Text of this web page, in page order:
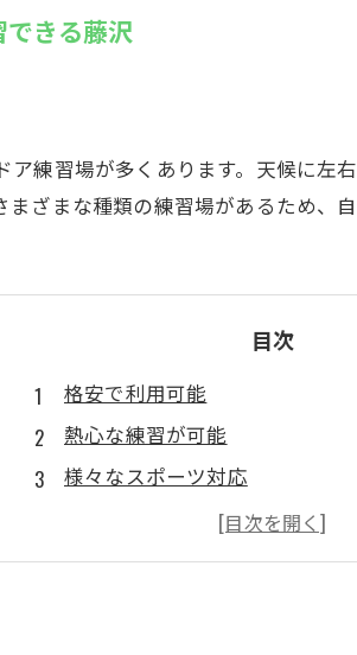
きる藤沢
練習場が多くあります。天候に左
ざまな種類の練習場があるため、
目次
格安で利用可能
熱心な練習が可能
様々なスポーツ対応
天候に左右されず練習
初心者歓迎